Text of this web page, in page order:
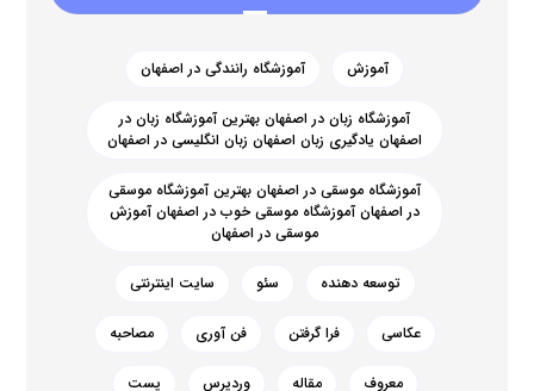
آموزش آموزشگاه رانندگی در اصفهان
آموزشگاه زبان در اصفهان بهترین آموزشگاه زبان در
اصفهان یادگیری زبان اصفهان زبان انگلیسی در اصفهان
آموزشگاه موسقی در اصفهان بهترین آموزشگاه موسقی
در اصفهان آموزشگاه موسقی خوب در اصفهان آموزش
موسقی در اصفهان
توسعه دهنده سئو سایت اینترنتی
عکاسی فرا گرفتن فن آوری مصاحبه
معروف مقاله وردپرس پست